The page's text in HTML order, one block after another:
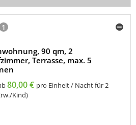
1
90 qm, 2
Terrasse, max. 5
80,00 € pro Einheit / Nacht für 2
Kind)